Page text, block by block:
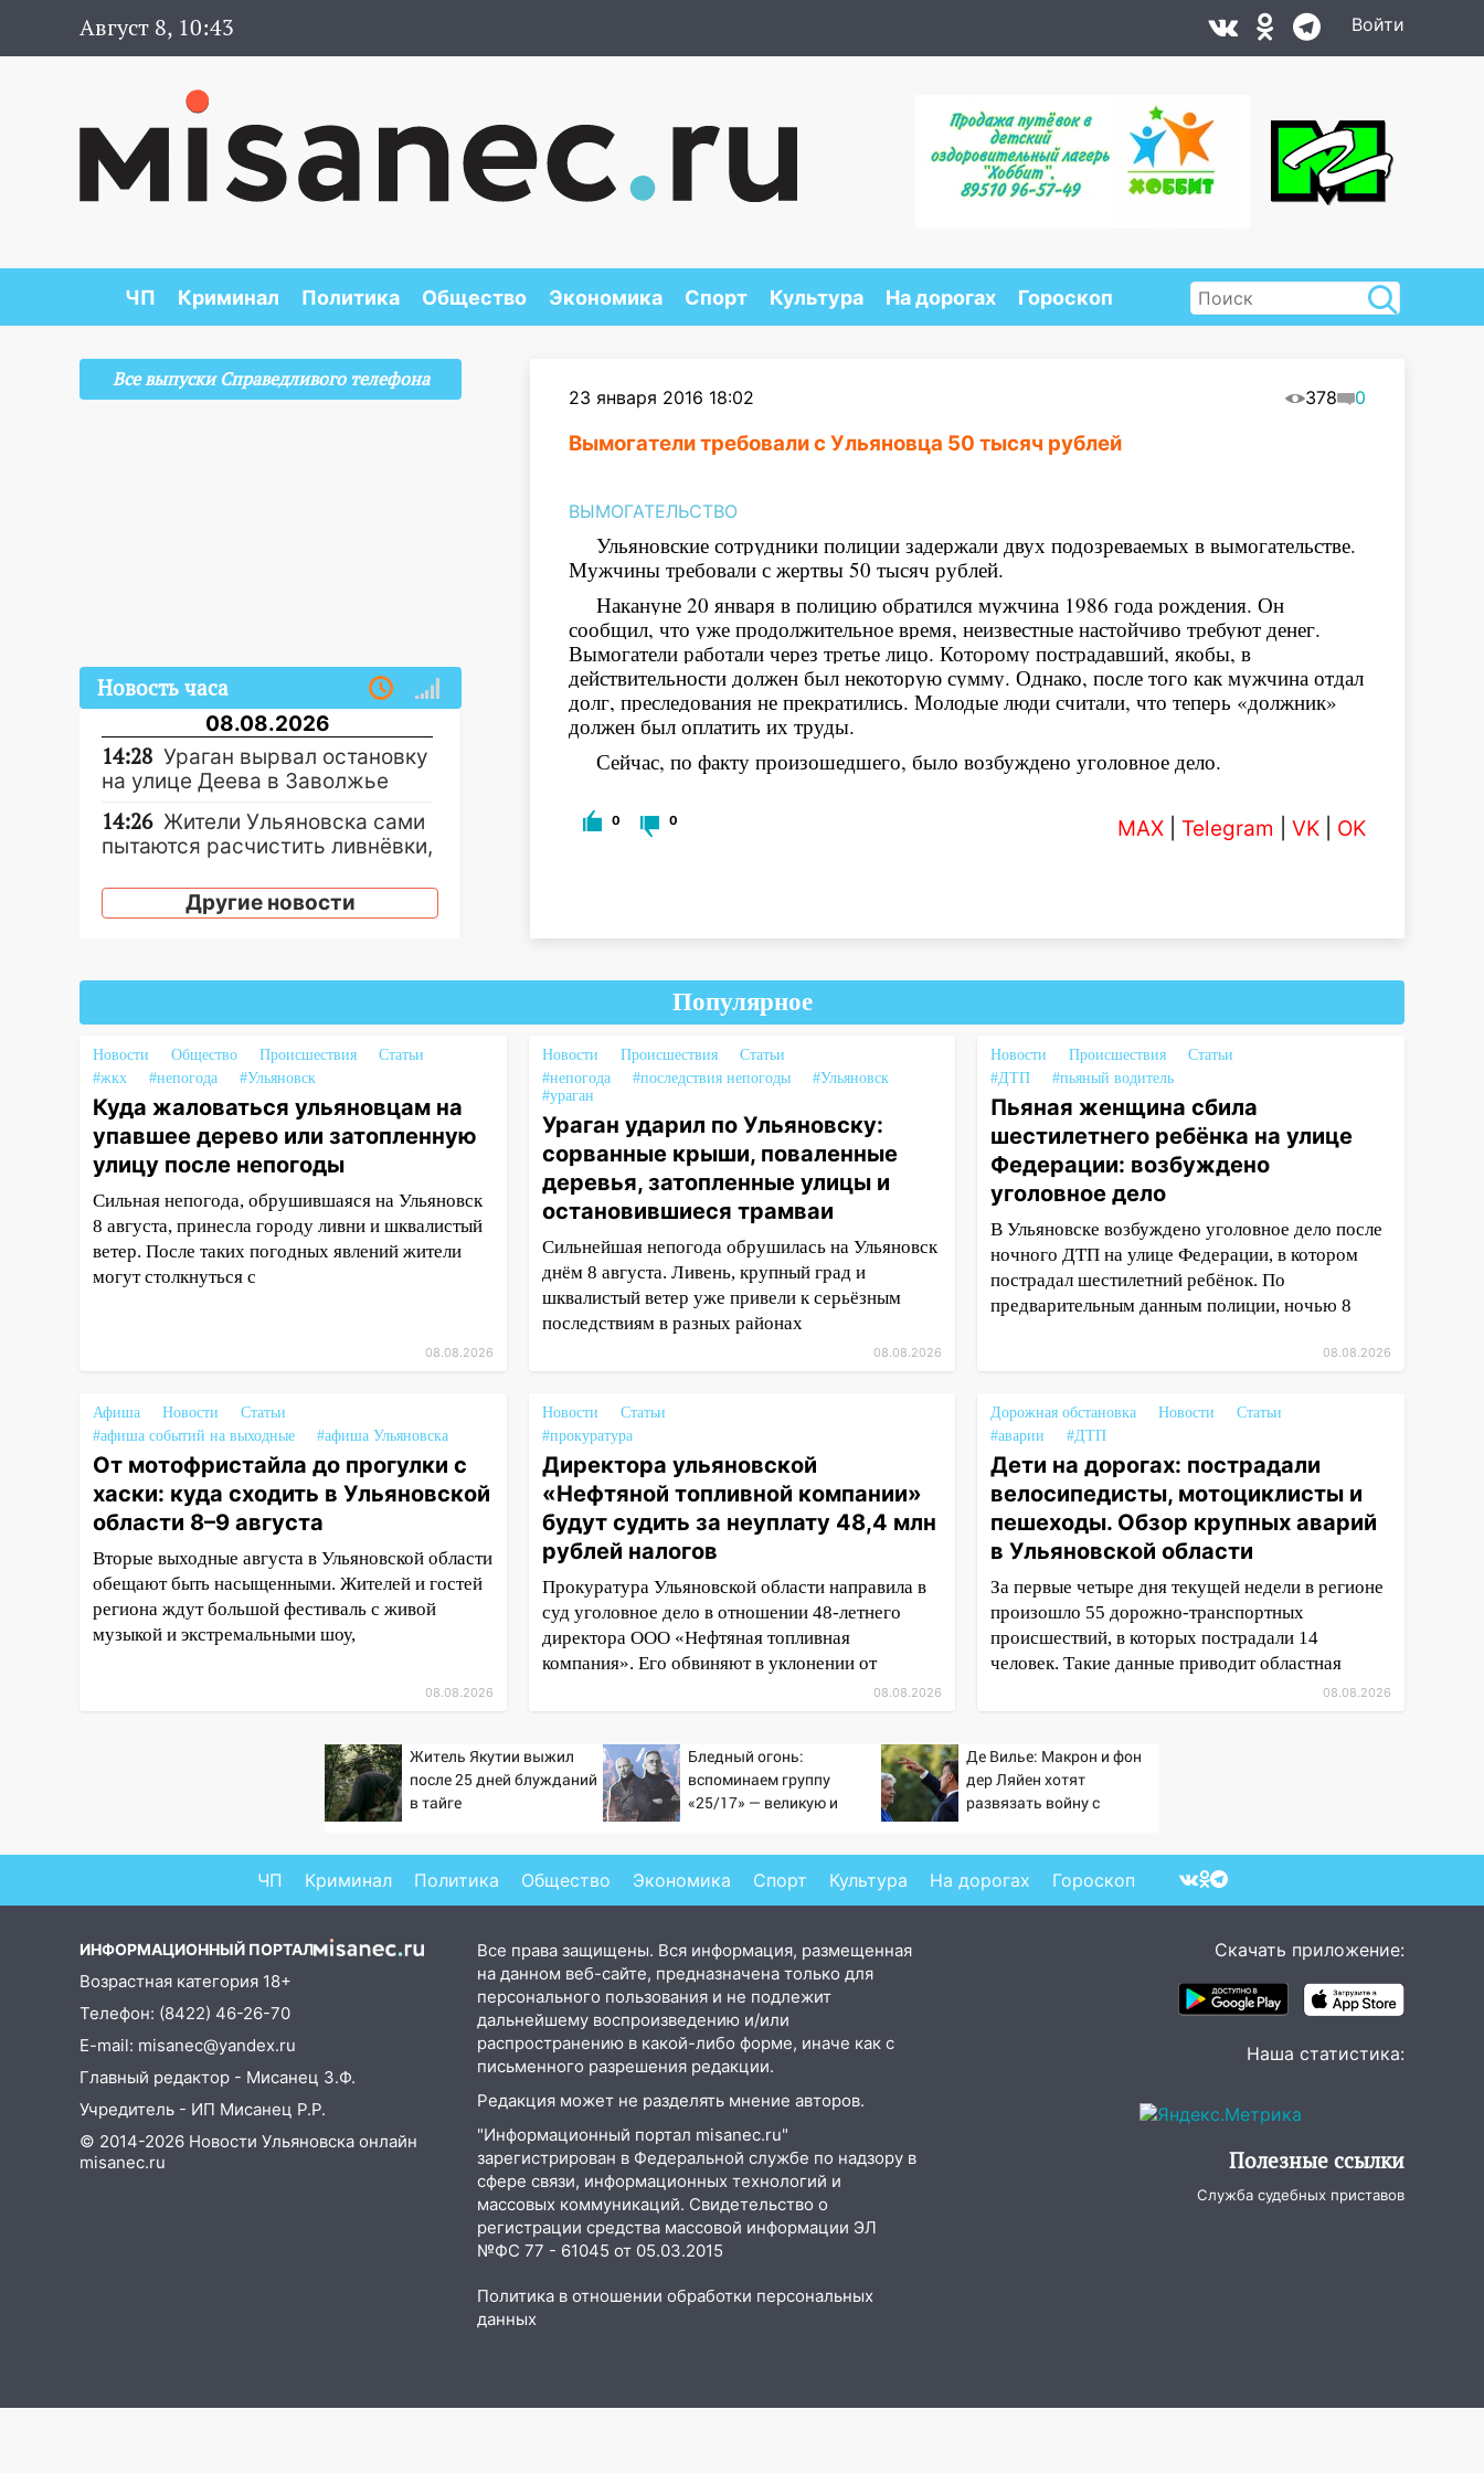
Август 8, 10:43 Войти
ЧП Криминал Политика Общество Экономика Спорт Культура На дорогах Гороскоп
23 января 2016 18:02 378 0
Вымогатели требовали с Ульяновца 50 тысяч рублей
ВЫМОГАТЕЛЬСТВО
Ульяновские сотрудники полиции задержали двух подозреваемых в вымогательстве.
Мужчины требовали с жертвы 50 тысяч рублей.
Накануне 20 января в полицию обратился мужчина 1986 года рождения. Он
сообщил, что уже продолжительное время, неизвестные настойчиво требуют денег.
Вымогатели работали через третье лицо. Которому пострадавший, якобы, в
действительности должен был некоторую сумму. Однако, после того как мужчина отдал
долг, преследования не прекратились. Молодые люди считали, что теперь «должник»
должен был оплатить их труды.
Сейчас, по факту произошедшего, было возбуждено уголовное дело.
0 0 MAX Telegram VK OK
Все выпуски Справедливого телефона
Новость часа
08.08.2026
14:28 Ураган вырвал остановку
на улице Деева в Заволжье
14:26 Жители Ульяновска сами
пытаются расчистить ливнёвки,
коммунальщиков
Шевцовой рухнул светофор
14:14 Студента из Ульяновска
обманули мошенники под
видом преподавателя
14:12
Куда жаловаться
ульяновцам на упавшее дерево
или затопленную улицу после
13:59 В Новом городе
ураганным ветром сорвало
опалубку со строящегося дома
13:49
Стихия продолжает
крушить Ульяновск: дерево
рухнуло на дом на
Орджоникидзе
13:47 На Нижней Террасе
дерево с корнем
13:46 Сильный ветер сорвал
крышу с СТО на проспекте
Ульяновске трамвай сошёл с
Упавшие деревья
Ульяновске: фото
13:17 Непогода в Ульяновске
сильные ливни сохранятся 9
августа
13:15 Трижды «брал в долг»
без спроса: житель
Вешкаймского района похитил
у знакомого 191 тысячу рублей
13:14 Ураган оторвал светофор
на проспекте Филатова в
Другие новости
Популярное
Новости Общество Происшествия
Статьи
#жкх
#непогода #Ульяновск
Куда жаловаться ульяновцам на
упавшее дерево или затопленную
улицу после непогоды
Сильная непогода, обрушившаяся на Ульяновск
8 августа, принесла городу ливни и шквалистый
ветер. После таких погодных явлений жители
могут столкнуться с
08.08.2026
Новости Происшествия
Статьи
#непогода
#последствия непогоды
#Ульяновск
#ураган
Ураган ударил по Ульяновску:
сорванные крыши, поваленные
деревья, затопленные улицы и
остановившиеся трамваи
Сильнейшая непогода обрушилась на Ульяновск
днём 8 августа. Ливень, крупный град и
шквалистый ветер уже привели к серьёзным
последствиям в разных районах
08.08.2026
Новости Происшествия
Статьи
#ДТП
#пьяный водитель
Пьяная женщина сбила
шестилетнего ребёнка на улице
Федерации: возбуждено
уголовное дело
В Ульяновске возбуждено уголовное дело после
ночного ДТП на улице Федерации, в котором
пострадал шестилетний ребёнок. По
предварительным данным полиции, ночью 8
08.08.2026
Афиша Новости
Статьи
#афиша событий на выходные
#афиша Ульяновска
От мотофристайла до прогулки с
хаски: куда сходить в Ульяновской
области 8–9 августа
Вторые выходные августа в Ульяновской области
обещают быть насыщенными. Жителей и гостей
региона ждут большой фестиваль с живой
музыкой и экстремальными шоу,
08.08.2026
Новости
Статьи
#прокуратура
Директора ульяновской
«Нефтяной топливной компании»
будут судить за неуплату 48,4 млн
рублей налогов
Прокуратура Ульяновской области направила в
суд уголовное дело в отношении 48-летнего
директора ООО «Нефтяная топливная
компания». Его обвиняют в уклонении от
08.08.2026
Дорожная обстановка Новости
Статьи
#аварии
#ДТП
Дети на дорогах: пострадали
велосипедисты, мотоциклисты и
пешеходы. Обзор крупных аварий
в Ульяновской области
За первые четыре дня текущей недели в регионе
произошло 55 дорожно-транспортных
происшествий, в которых пострадали 14
человек. Такие данные приводит областная
08.08.2026
Житель Якутии выжил
после 25 дней блужданий
в тайге
Бледный огонь:
вспоминаем группу
«25/17» — великую и
Де Вилье: Макрон и фон
дер Ляйен хотят
развязать войну с
ЧП Криминал Политика Общество Экономика Спорт Культура На дорогах Гороскоп
ИНФОРМАЦИОННЫЙ ПОРТАЛ
Возрастная категория 18+
Телефон: (8422) 46-26-70
E-mail: misanec@yandex.ru
Главный редактор - Мисанец З.Ф.
Учредитель - ИП Мисанец Р.Р.
© 2014-2026 Новости Ульяновска онлайн
misanec.ru
Все права защищены. Вся информация, размещенная
на данном веб-сайте, предназначена только для
персонального пользования и не подлежит
дальнейшему воспроизведению и/или
распространению в какой-либо форме, иначе как с
письменного разрешения редакции.
Редакция может не разделять мнение авторов.
"Информационный портал misanec.ru"
зарегистрирован в Федеральной службе по надзору в
сфере связи, информационных технологий и
массовых коммуникаций. Свидетельство о
регистрации средства массовой информации ЭЛ
№ФС 77 - 61045 от 05.03.2015
Политика в отношении обработки персональных
данных
Скачать приложение:
Наша статистика:
Полезные ссылки
Служба судебных приставов